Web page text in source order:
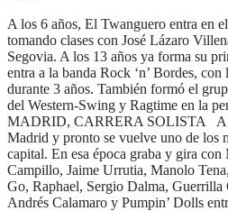
A los 6 años, El Twanguero entra en
tomando clases con José Lázaro
Segovia. A los 13 años ya forma su
entra a la banda Rock ‘n’ Bordes,
durante 3 años. También formó el
del Western-Swing y Ragtime en la
MADRID, CARRERA SOLISTA A
Madrid y pronto se vuelve uno de los
capital. En esa época graba y gira
Campillo, Jaime Urrutia, Manolo
Go, Raphael, Sergio Dalma, Guerrilla
Andrés Calamaro y Pumpin’ Dolls